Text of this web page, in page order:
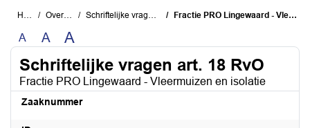
Home Overzichten Schriftelijke vragen art. 18 RvO Fractie PRO Lingewaard - Vleermuizen en isolatie
A A A
Schriftelijke vragen art. 18 RvO
Fractie PRO Lingewaard - Vleermuizen en isolatie
Zaaknummer